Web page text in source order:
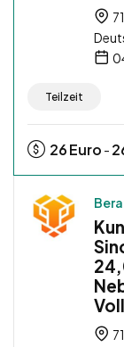
Teilzeit
26Euro -